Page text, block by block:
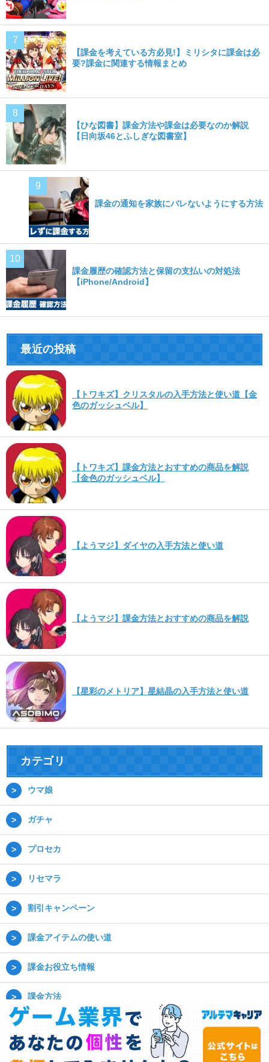
【課金を考えている方必見!】ミリシタに課金は必
要?課金に関連する情報まとめ
【ひな図書】課金方法や課金は必要なのか解説
【日向坂46とふしぎな図書室】
課金の通知を家族にバレないようにする方法
課金履歴の確認方法と保留の支払いの対処法
【iPhone/Android】
最近の投稿
【トワキズ】クリスタルの入手方法と使い道【金
色のガッシュベル】
【トワキズ】課金方法とおすすめの商品を解説
【金色のガッシュベル】
【ようマジ】ダイヤの入手方法と使い道
【ようマジ】課金方法とおすすめの商品を解説
【星彩のメトリア】星結晶の入手方法と使い道
カテゴリ
ウマ娘
ガチャ
プロセカ
リセマラ
割引キャンペーン
課金アイテムの使い道
課金お役立ち情報
課金方法